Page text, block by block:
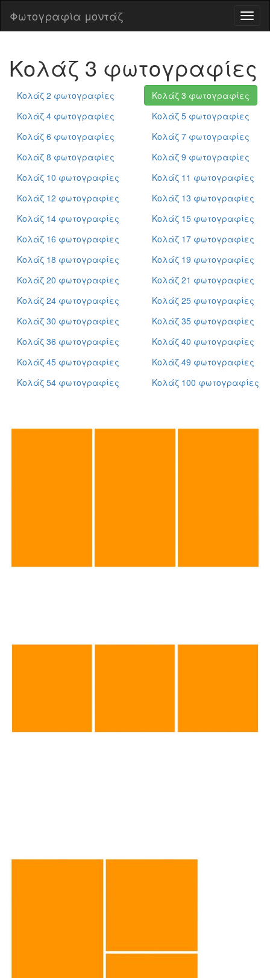
Φωτογραφία μοντάζ
Κολάζ 3 φωτογραφίες
Κολάζ 2 φωτογραφίες
Κολάζ 3 φωτογραφίες
Κολάζ 4 φωτογραφίες
Κολάζ 5 φωτογραφίες
Κολάζ 6 φωτογραφίες
Κολάζ 7 φωτογραφίες
Κολάζ 8 φωτογραφίες
Κολάζ 9 φωτογραφίες
Κολάζ 10 φωτογραφίες
Κολάζ 11 φωτογραφίες
Κολάζ 12 φωτογραφίες
Κολάζ 13 φωτογραφίες
Κολάζ 14 φωτογραφίες
Κολάζ 15 φωτογραφίες
Κολάζ 16 φωτογραφίες
Κολάζ 17 φωτογραφίες
Κολάζ 18 φωτογραφίες
Κολάζ 19 φωτογραφίες
Κολάζ 20 φωτογραφίες
Κολάζ 21 φωτογραφίες
Κολάζ 24 φωτογραφίες
Κολάζ 25 φωτογραφίες
Κολάζ 30 φωτογραφίες
Κολάζ 35 φωτογραφίες
Κολάζ 36 φωτογραφίες
Κολάζ 40 φωτογραφίες
Κολάζ 45 φωτογραφίες
Κολάζ 49 φωτογραφίες
Κολάζ 54 φωτογραφίες
Κολάζ 100 φωτογραφίες